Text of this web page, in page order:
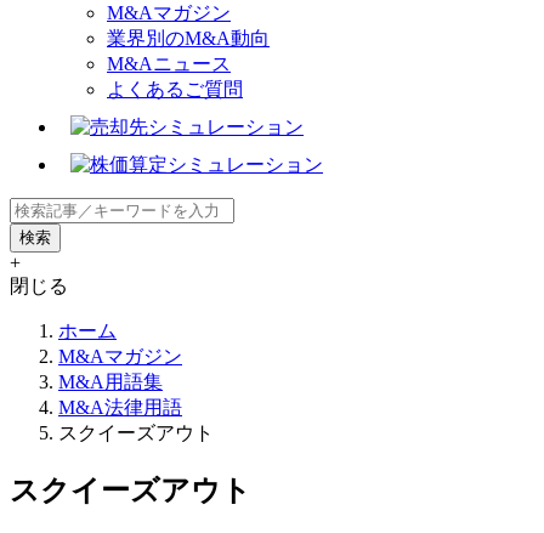
M&Aマガジン
業界別のM&A動向
M&Aニュース
よくあるご質問
+
閉じる
ホーム
M&Aマガジン
M&A用語集
M&A法律用語
スクイーズアウト
スクイーズアウト